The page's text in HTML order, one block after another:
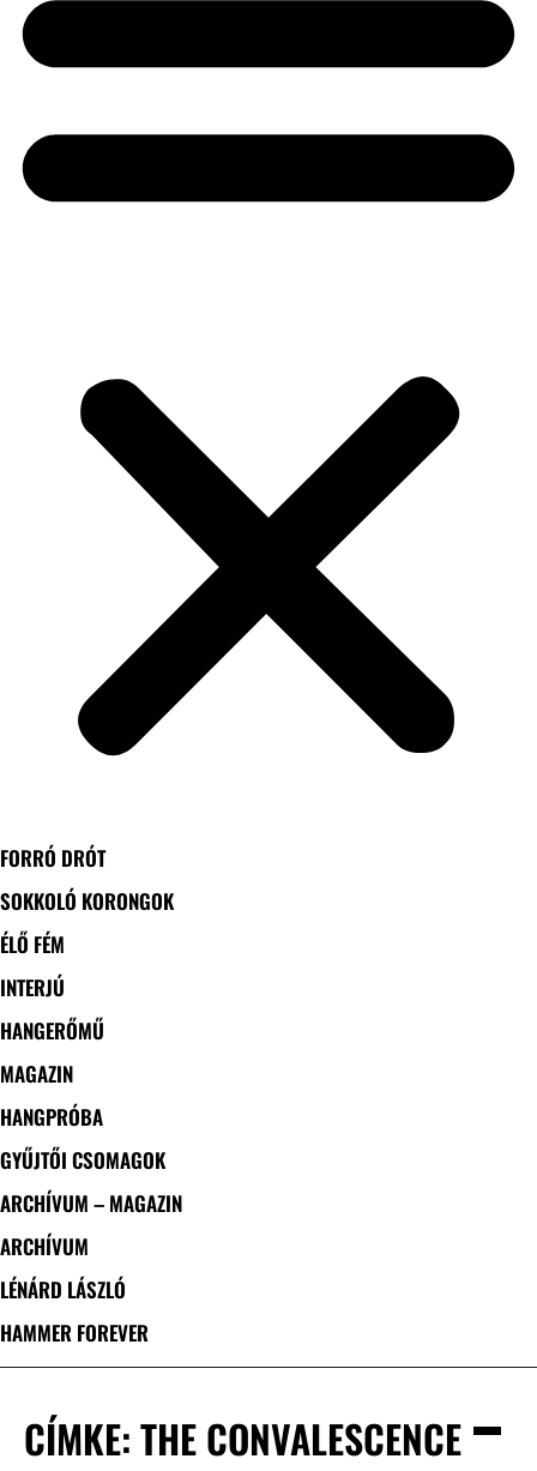
FORRÓ DRÓT
SOKKOLÓ KORONGOK
ÉLŐ FÉM
INTERJÚ
HANGERŐMŰ
MAGAZIN
HANGPRÓBA
GYŰJTŐI CSOMAGOK
ARCHÍVUM – MAGAZIN
ARCHÍVUM
LÉNÁRD LÁSZLÓ
HAMMER FOREVER
CÍMKE: THE CONVALESCENCE